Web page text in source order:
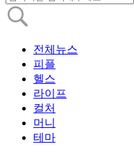
전체뉴스
피플
헬스
라이프
컬처
머니
테마